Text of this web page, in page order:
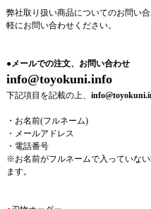
弊社取り扱い商品についてのお問い
軽にお問い合わせください。
●メールでの注文、お問い合わせ
info@toyokuni.info
下記項目を記載の上、
・お名前(フルネーム)
・メールアドレス
・電話番号
※お名前がフルネームで入っていな
ます。